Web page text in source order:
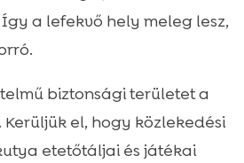
a lefekvő hely meleg lesz,
biztonsági területet a
el, hogy közlekedési
etetőtáljai és játékai